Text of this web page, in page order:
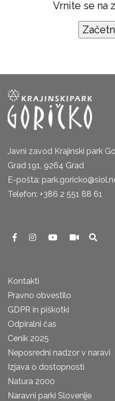
Vrnite se na
Javni zavod Krajinski park
Grad 191, 9264 Grad
E-pošta:
Telefon: +386 2 551 88 61
Kontakti
Pravno obvestilo
GDPR in piškotki
Odpiralni čas
Cenik 2025
Neposredni nadzor v naravi
Izjava o dostopnosti
Natura 2000
Naravni parki Slovenije